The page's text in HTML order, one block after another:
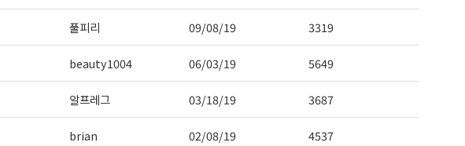
풀피리 09/08/19 3319
beauty1004 06/03/19 5649
알프레그 03/18/19 3687
brian 02/08/19 4537